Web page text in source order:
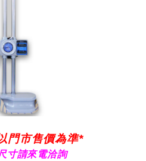
門市售價為準*
寸請來電洽詢